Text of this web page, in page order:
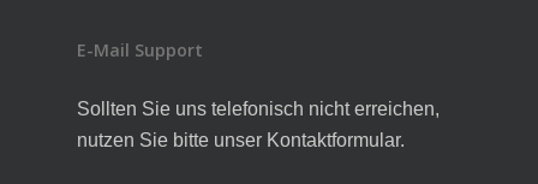
E-Mail Support
Sollten Sie uns telefonisch nicht erreichen,
nutzen Sie bitte unser Kontaktformular.